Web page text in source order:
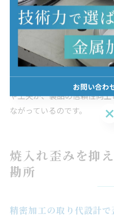
の工夫や熱処理条件の最適
限に抑えるための改善活動
現場の担当者からは「焼入
設計のおかげで、再加工が
といった声も寄せられてい
や工夫が、製品の信頼性向
ながっているのです。
焼入れ歪みを抑
勘所
精密加工の取り代設計
お問い合わ
お問い合わ